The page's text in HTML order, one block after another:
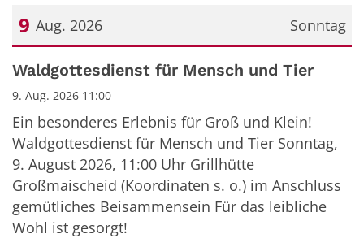
Sonntag
9 Aug. 2026
Datum: 9. August 2026
Waldgottesdienst für Mensch und Tier
9. Aug. 2026 11:00
Ein besonderes Erlebnis für Groß und Klein!
Waldgottesdienst für Mensch und Tier Sonntag,
9. August 2026, 11:00 Uhr Grillhütte
Großmaischeid (Koordinaten s. o.) im Anschluss
gemütliches Beisammensein Für das leibliche
Wohl ist gesorgt!